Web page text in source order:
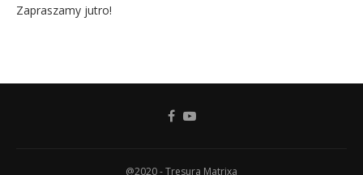
Zapraszamy jutro!
@2020 - Tresura Matrixa